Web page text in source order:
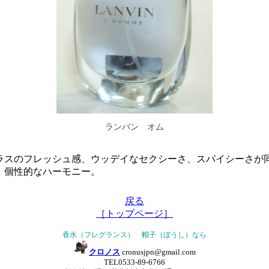
ランバン オム
スのフレッシュ感、ウッデイなセクシーさ、スパイシーさが
個性的なハーモニー。
戻る
［トップページ］
香水（フレグランス） 帽子（ぼうし）なら
クロノス cronusjpn@gmail.com
TEL0533-89-6766